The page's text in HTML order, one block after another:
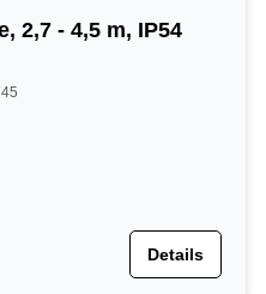
2,7 - 4,5 m, IP54
Details